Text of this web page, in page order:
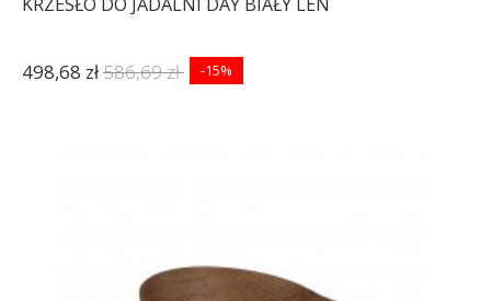
498,68 zł586,69 zł -15%